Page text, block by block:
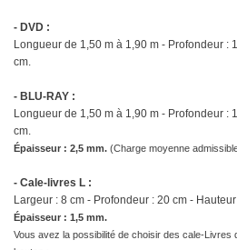
- DVD :
Longueur de 1,50 m à 1,90 m - Profondeur :
cm.
- BLU-RAY :
Longueur de 1,50 m à 1,90 m - Profondeur :
cm.
Épaisseur : 2,5 mm. (Charge moyenne
- Cale-livres L :
Largeur : 8 cm - Profondeur : 20 cm - Hauteur
Épaisseur : 1,5 mm.
Vous avez la possibilité de choisir des cale-Livres